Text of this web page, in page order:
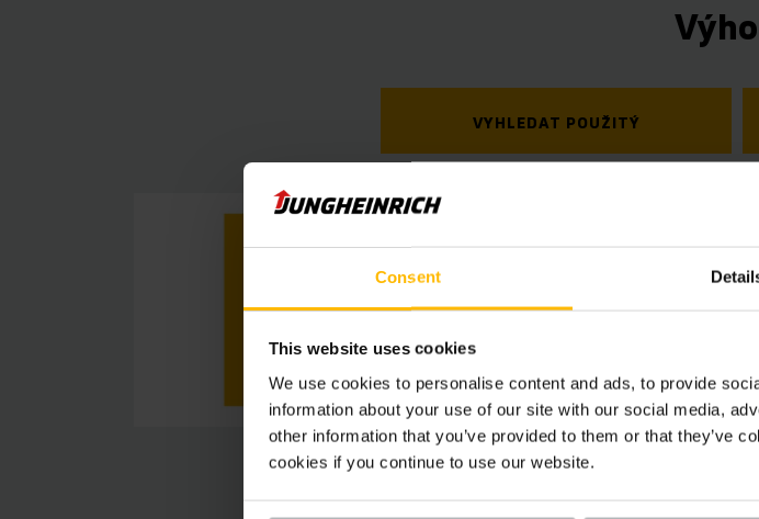
Consent
This website uses cookies
We use cookies to personalise content and ads, to provide
information about your use of our site with our social media,
other information that you’ve provided to them or that they’ve
cookies if you continue to use our website.
VYHLEDAT POUŽITÝ
Využijte data z
efektivity. Náš